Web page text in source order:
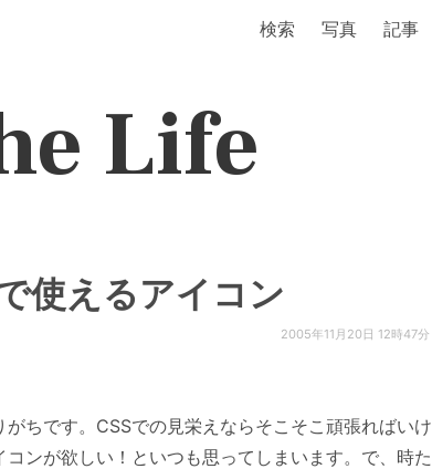
検索 写真 記事
Life
使えるアイコン
2005年11月20日 12時47分
ちです。CSSでの見栄えならそこそこ頑張ればいけ
ンが欲しい！といつも思ってしまいます。で、時た